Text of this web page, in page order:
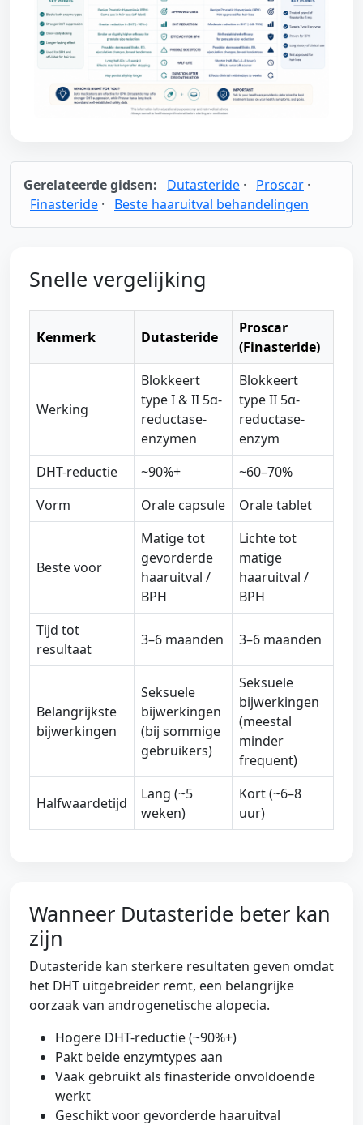
Gerelateerde gidsen: Dutasteride · Proscar ·
Finasteride · Beste haaruitval behandelingen
Snelle vergelijking
Kenmerk Dutasteride
Proscar
(Finasteride)
Werking
Blokkeert
type I & II 5α-
reductase-
enzymen
Blokkeert
type II 5α-
reductase-
enzym
DHT-reductie
~90%+
~60–70%
Vorm
Orale capsule Orale tablet
Beste voor
Matige tot
gevorderde
haaruitval /
BPH
Lichte tot
matige
haaruitval /
BPH
Tijd tot
resultaat
3–6 maanden 3–6 maanden
Belangrijkste
bijwerkingen
Seksuele
bijwerkingen
(bij sommige
gebruikers)
Seksuele
bijwerkingen
(meestal
minder
frequent)
Halfwaardetijd
Lang (~5
weken)
Kort (~6–8
uur)
Wanneer Dutasteride beter kan
zijn
Dutasteride kan sterkere resultaten geven omdat
het DHT uitgebreider remt, een belangrijke
oorzaak van androgenetische alopecia.
Hogere DHT-reductie (~90%+)
Pakt beide enzymtypes aan
Vaak gebruikt als finasteride onvoldoende
werkt
Geschikt voor gevorderde haaruitval